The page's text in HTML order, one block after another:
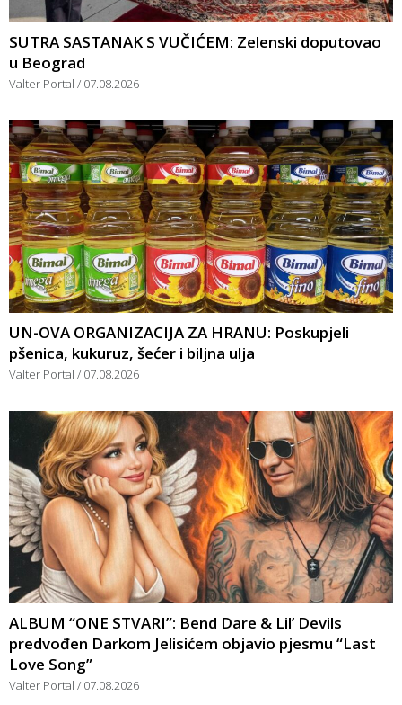
SUTRA SASTANAK S VUČIĆEM: Zelenski doputovao
u Beograd
Valter Portal 07.08.2026
UN-OVA ORGANIZACIJA ZA HRANU: Poskupjeli
pšenica, kukuruz, šećer i biljna ulja
Valter Portal 07.08.2026
ALBUM “ONE STVARI”: Bend Dare & Lil’ Devils
predvođen Darkom Jelisićem objavio pjesmu “Last
Love Song”
Valter Portal 07.08.2026